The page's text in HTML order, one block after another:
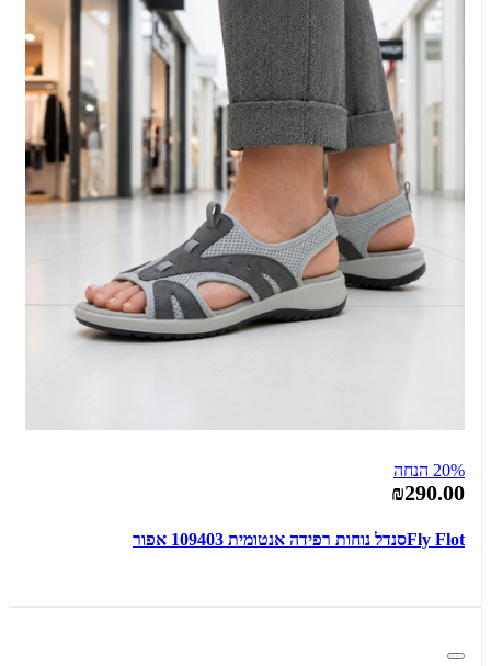
20% הנחה
₪290.00
Fly Flotסנדל נוחות רפידה אנטומית 109403 אפור